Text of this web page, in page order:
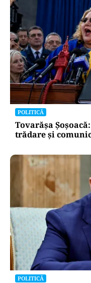
POLITICĂ
Tovarășa
trădare și
POLITICĂ